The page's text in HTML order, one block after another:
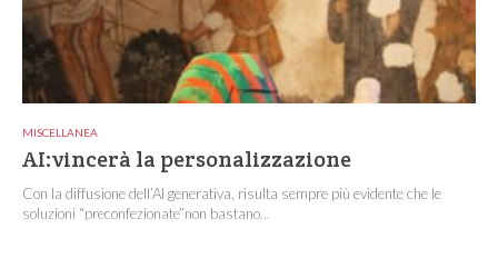
MISCELLANEA
AI:vincerà la personalizzazione
Con la diffusione dell’AI generativa, risulta sempre più evidente che le
soluzioni “preconfezionate”non bastano...